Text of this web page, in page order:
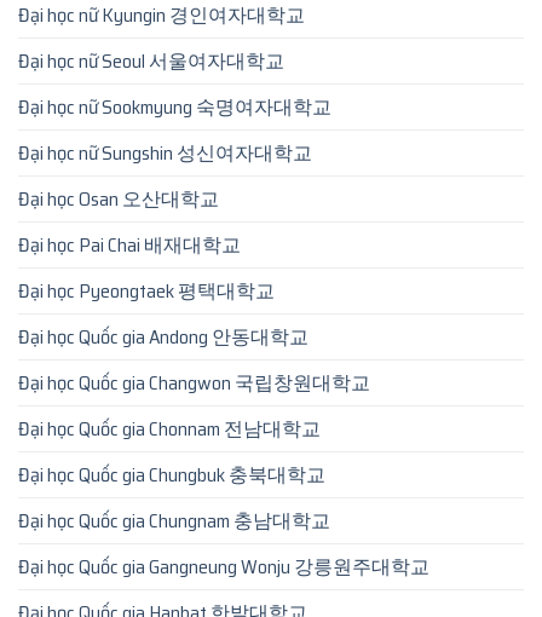
Đại học nữ Kyungin 경인여자대학교
Đại học nữ Seoul 서울여자대학교
Đại học nữ Sookmyung 숙명여자대학교
Đại học nữ Sungshin 성신여자대학교
Đại học Osan 오산대학교
Đại học Pai Chai 배재대학교
Đại học Pyeongtaek 평택대학교
Đại học Quốc gia Andong 안동대학교
Đại học Quốc gia Changwon 국립창원대학교
Đại học Quốc gia Chonnam 전남대학교
Đại học Quốc gia Chungbuk 충북대학교
Đại học Quốc gia Chungnam 충남대학교
Đại học Quốc gia Gangneung Wonju 강릉원주대학교